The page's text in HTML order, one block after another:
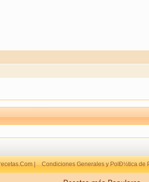
| Condiciones Generales y PolÐ½tica de